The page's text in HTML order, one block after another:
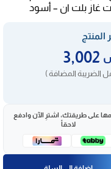
غاز بلت ان – أسود
الضريبة المضافة )
على طريقتك، اشترِ الآن وادفع
لاحقاً